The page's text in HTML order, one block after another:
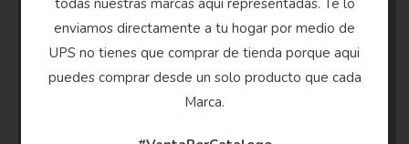
enviamos directamente a tu hogar por medio de
UPS no tienes que comprar de tienda porque aqui
puedes comprar desde un solo producto que cada
Marca.